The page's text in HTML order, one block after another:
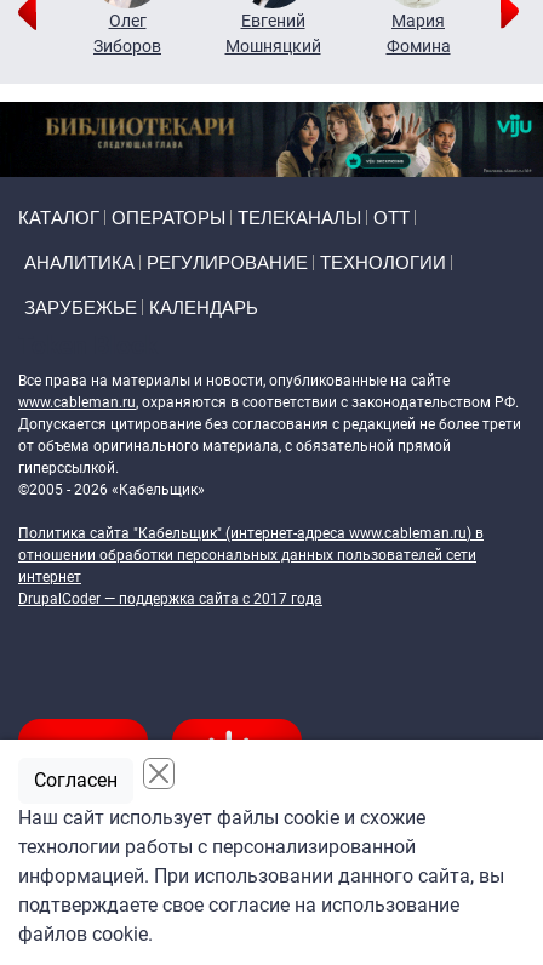
Олег
Зиборов
Евгений
Мошняцкий
Мария
Фомина
КАТАЛОГ ОПЕРАТОРЫ ТЕЛЕКАНАЛЫ ОТТ
АНАЛИТИКА РЕГУЛИРОВАНИЕ ТЕХНОЛОГИИ
ЗАРУБЕЖЬЕ КАЛЕНДАРЬ
Все права на материалы и новости, опубликованные на сайте
www.cableman.ru, охраняются в соответствии с законодательством РФ.
Допускается цитирование без согласования с редакцией не более трети
от объема оригинального материала, с обязательной прямой
гиперссылкой.
©2005 - 2026 «Кабельщик»
Политика сайта "Кабельщик" (интернет-адреса www.cableman.ru) в
отношении обработки персональных данных пользователей сети
интернет
DrupalCoder — поддержка сайта c 2017 года
Подпишитесь
на ежедневную рассылку
«Кабельщика»
Наш сайт использует файлы cookie и схожие
технологии работы с персонализированной
информацией. При использовании данного сайта, вы
подтверждаете свое согласие на использование
файлов cookie.
Согласен